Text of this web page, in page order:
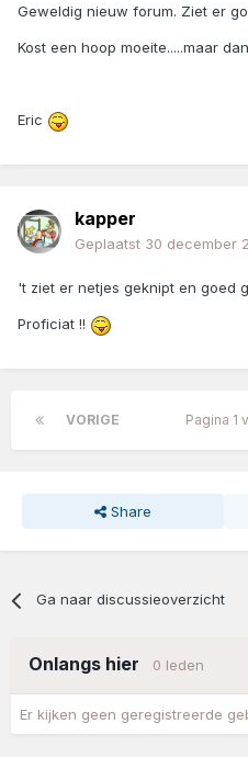
Geweldig nieuw forum. Ziet er
Kost een hoop moeite.....maar
Eric
kapper
Geplaatst 30 december
't ziet er netjes geknipt en goed
Proficiat !!
VORIGE Pagina 1
Share
Ga naar discussieoverzicht
Onlangs hier 0 leden
Er kijken geen geregistreerde